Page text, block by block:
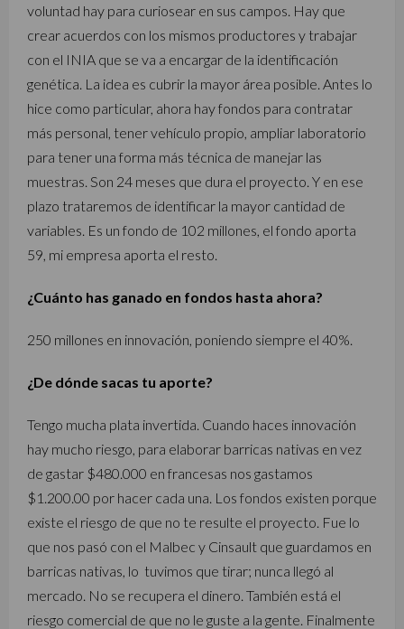
voluntad hay para curiosear en sus campos. Hay que
crear acuerdos con los mismos productores y trabajar
con el INIA que se va a encargar de la identificación
genética. La idea es cubrir la mayor área posible. Antes lo
hice como particular, ahora hay fondos para contratar
más personal, tener vehículo propio, ampliar laboratorio
para tener una forma más técnica de manejar las
muestras. Son 24 meses que dura el proyecto. Y en ese
plazo trataremos de identificar la mayor cantidad de
variables. Es un fondo de 102 millones, el fondo aporta
59, mi empresa aporta el resto.
¿Cuánto has ganado en fondos hasta ahora?
250 millones en innovación, poniendo siempre el 40%.
¿De dónde sacas tu aporte?
Tengo mucha plata invertida. Cuando haces innovación
hay mucho riesgo, para elaborar barricas nativas en vez
de gastar $480.000 en francesas nos gastamos
$1.200.00 por hacer cada una. Los fondos existen porque
existe el riesgo de que no te resulte el proyecto. Fue lo
que nos pasó con el Malbec y Cinsault que guardamos en
barricas nativas, lo tuvimos que tirar; nunca llegó al
mercado. No se recupera el dinero. También está el
riesgo comercial de que no le guste a la gente. Finalmente